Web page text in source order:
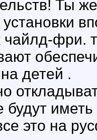
Ты
чайлд-фри.
детей .
будут
это на